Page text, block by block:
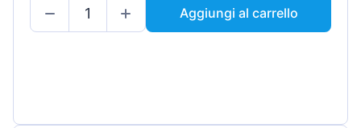
Aggiungi al carrello